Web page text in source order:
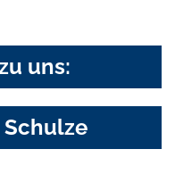
uns:
Schulze